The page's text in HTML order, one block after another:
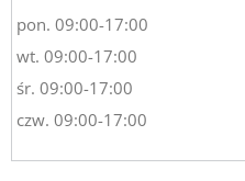
pon. 09:00-17:00
wt. 09:00-17:00
śr. 09:00-17:00
czw. 09:00-17:00